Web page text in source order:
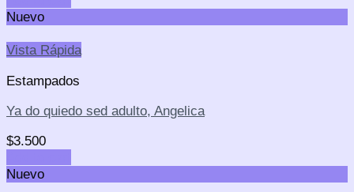
Nuevo
Vista Rápida
Estampados
Ya do quiedo sed adulto, Angelica
$3.500
Nuevo